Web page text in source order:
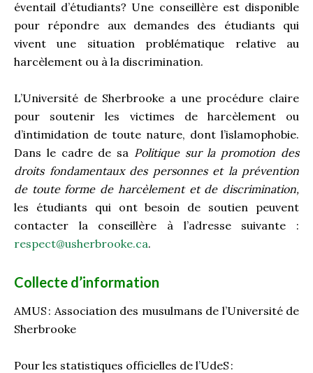
éventail d’étudiants? Une conseillère est disponible
pour répondre aux demandes des étudiants qui
vivent une situation problématique relative au
harcèlement ou à la discrimination.
L’Université de Sherbrooke a une procédure claire
pour soutenir les victimes de harcèlement ou
d’intimidation de toute nature, dont l’islamophobie.
Dans le cadre de sa Politique sur la promotion des
droits fondamentaux des personnes et la prévention
de toute forme de harcèlement et de discrimination,
les étudiants qui ont besoin de soutien peuvent
contacter la conseillère à l’adresse suivante :
respect@usherbrooke.ca.
Collecte d’information
AMUS : Association des musulmans de l’Université de
Sherbrooke
Pour les statistiques officielles de l’UdeS :